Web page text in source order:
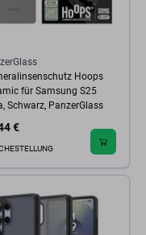
Hoops
für Samsung S25
Schwarz, PanzerGlass
€